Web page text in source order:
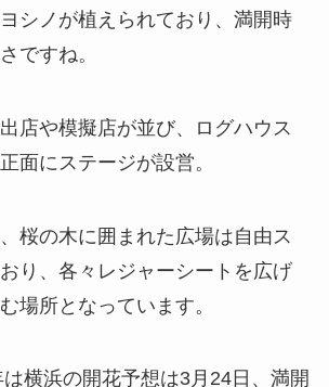
シノが植えられており、満開時
ですね。
店や模擬店が並び、ログハウス
面にステージが設営。
桜の木に囲まれた広場は自由ス
り、各々レジャーシートを広げ
場所となっています。
横浜の開花予想は3月24日、満開